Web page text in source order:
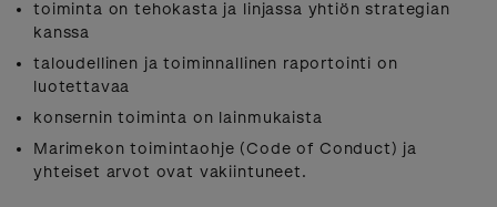
toiminta on tehokasta ja linjassa yhtiön strategian
kanssa
taloudellinen ja toiminnallinen raportointi on
luotettavaa
konsernin toiminta on lainmukaista
Marimekon toimintaohje (Code of Conduct) ja
yhteiset arvot ovat vakiintuneet.